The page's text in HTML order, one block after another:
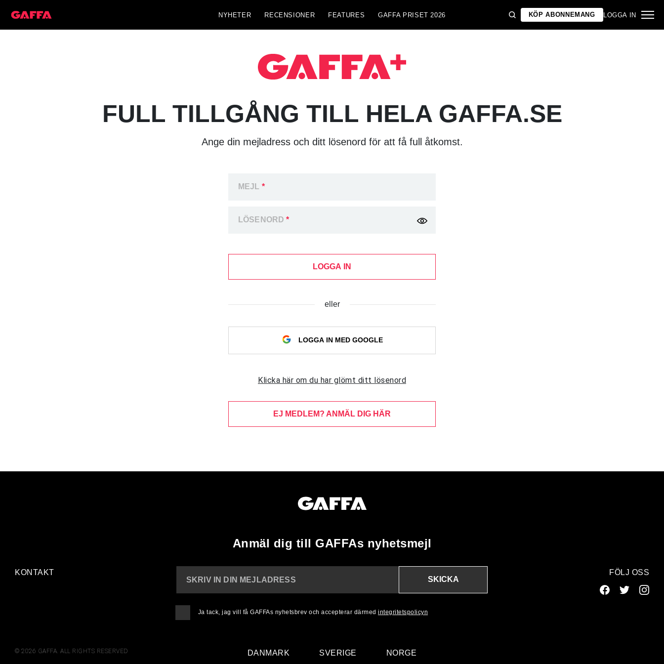
NYHETER RECENSIONER FEATURES GAFFA PRISET 2026 KÖP ABONNEMANG LOGGA IN
FULL TILLGÅNG TILL HELA GAFFA.SE
Ange din mejladress och ditt lösenord för att få full åtkomst.
MEJL *
LÖSENORD*
LOGGA IN
eller
LOGGA IN MED GOOGLE
Klicka här om du har glömt ditt lösenord
EJ MEDLEM? ANMÄL DIG HÄR
Anmäl dig till GAFFAs nyhetsmejl
KONTAKT
SKRIV IN DIN MEJLADRESS
SKICKA
Ja tack, jag vill få GAFFAs nyhetsbrev och accepterar därmed integritetspolicyn
FÖLJ OSS
© 2026 GAFFA. ALL RIGHTS RESERVED DANMARK SVERIGE NORGE